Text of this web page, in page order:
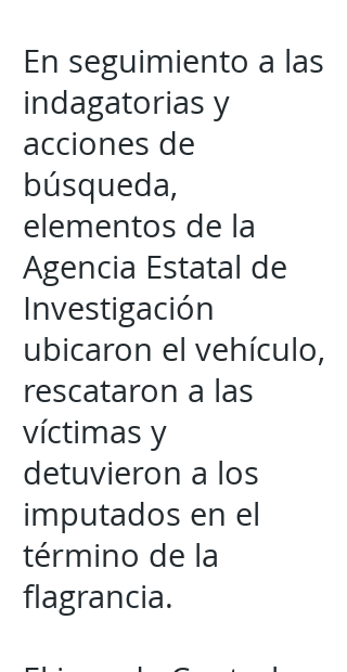
En seguimiento a las
indagatorias y
acciones de
búsqueda,
elementos de la
Agencia Estatal de
Investigación
ubicaron el vehículo,
rescataron a las
víctimas y
detuvieron a los
imputados en el
término de la
flagrancia.